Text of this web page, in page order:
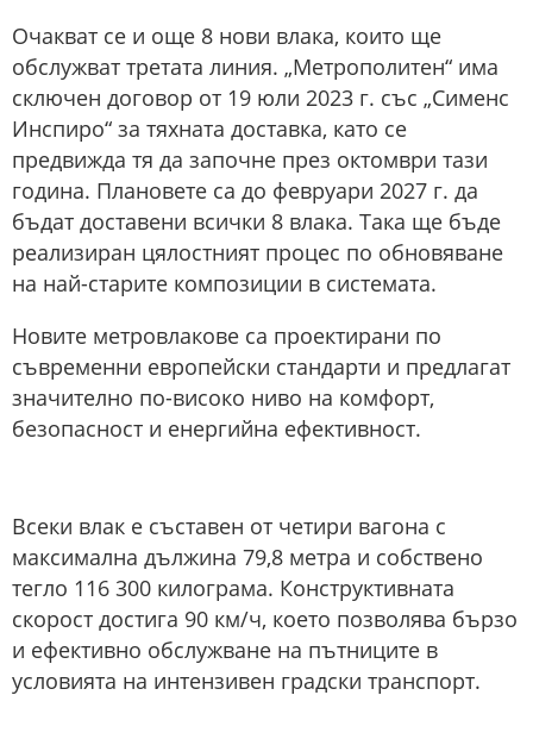
Очакват се и още 8 нови влака, които ще
обслужват третата линия. „Метрополитен“ има
сключен договор от 19 юли 2023 г. със „Сименс
Инспиро“ за тяхната доставка, като се
предвижда тя да започне през октомври тази
година. Плановете са до февруари 2027 г. да
бъдат доставени всички 8 влака. Така ще бъде
реализиран цялостният процес по обновяване
на най-старите композиции в системата.
Новите метровлакове са проектирани по
съвременни европейски стандарти и предлагат
значително по-високо ниво на комфорт,
безопасност и енергийна ефективност.
Всеки влак е съставен от четири вагона с
максимална дължина 79,8 метра и собствено
тегло 116 300 килограма. Конструктивната
скорост достига 90 км/ч, което позволява бързо
и ефективно обслужване на пътниците в
условията на интензивен градски транспорт.